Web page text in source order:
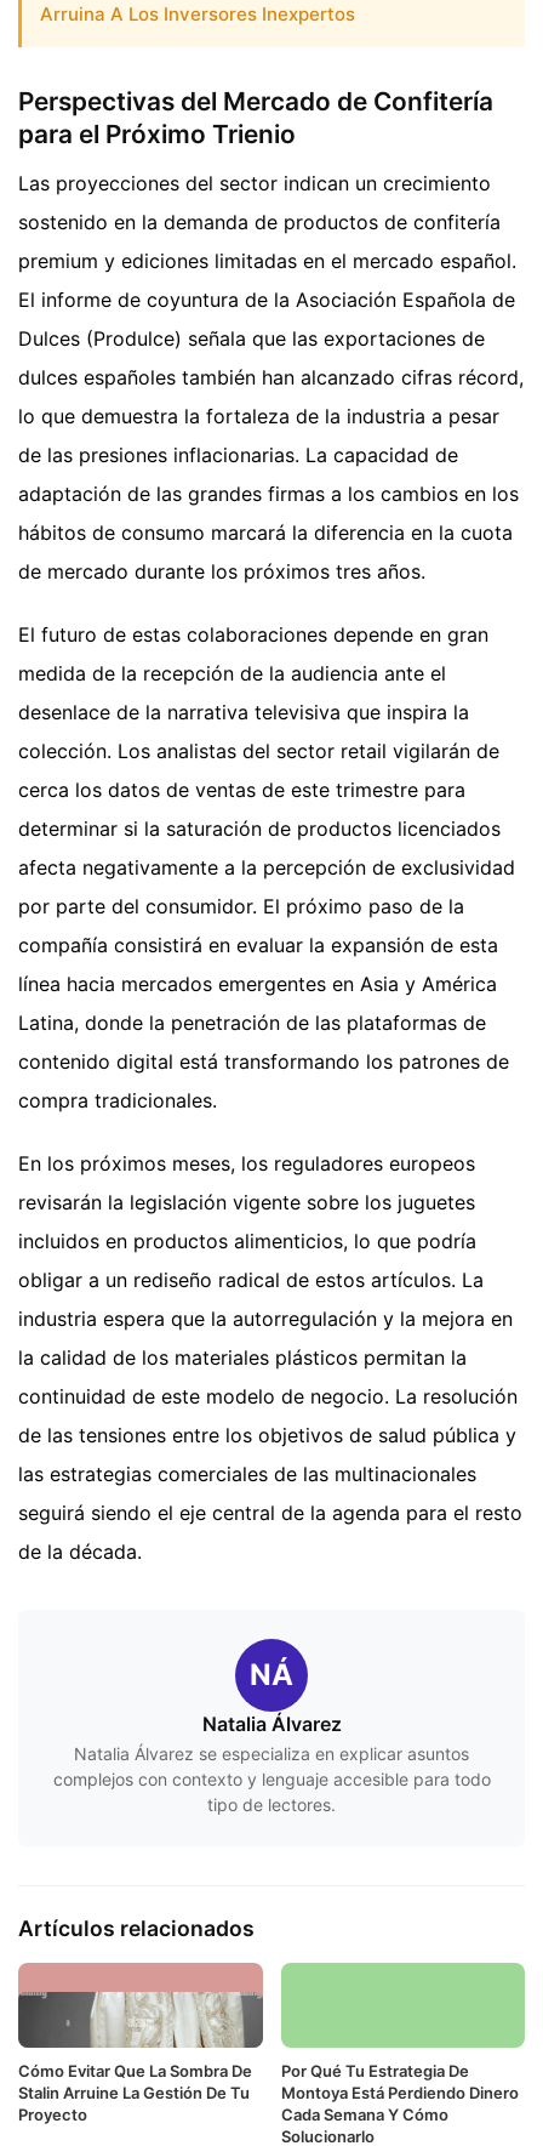
Arruina A Los Inversores Inexpertos
Perspectivas del Mercado de Confitería
para el Próximo Trienio
Las proyecciones del sector indican un crecimiento
sostenido en la demanda de productos de confitería
premium y ediciones limitadas en el mercado español.
El informe de coyuntura de la Asociación Española de
Dulces (Produlce) señala que las exportaciones de
dulces españoles también han alcanzado cifras récord,
lo que demuestra la fortaleza de la industria a pesar
de las presiones inflacionarias. La capacidad de
adaptación de las grandes firmas a los cambios en los
hábitos de consumo marcará la diferencia en la cuota
de mercado durante los próximos tres años.
El futuro de estas colaboraciones depende en gran
medida de la recepción de la audiencia ante el
desenlace de la narrativa televisiva que inspira la
colección. Los analistas del sector retail vigilarán de
cerca los datos de ventas de este trimestre para
determinar si la saturación de productos licenciados
afecta negativamente a la percepción de exclusividad
por parte del consumidor. El próximo paso de la
compañía consistirá en evaluar la expansión de esta
línea hacia mercados emergentes en Asia y América
Latina, donde la penetración de las plataformas de
contenido digital está transformando los patrones de
compra tradicionales.
En los próximos meses, los reguladores europeos
revisarán la legislación vigente sobre los juguetes
incluidos en productos alimenticios, lo que podría
obligar a un rediseño radical de estos artículos. La
industria espera que la autorregulación y la mejora en
la calidad de los materiales plásticos permitan la
continuidad de este modelo de negocio. La resolución
de las tensiones entre los objetivos de salud pública y
las estrategias comerciales de las multinacionales
seguirá siendo el eje central de la agenda para el resto
de la década.
NÁ
Natalia Álvarez
Natalia Álvarez se especializa en explicar asuntos
complejos con contexto y lenguaje accesible para todo
tipo de lectores.
Artículos relacionados
Cómo Evitar Que La Sombra De
Stalin Arruine La Gestión De Tu
Proyecto
Por Qué Tu Estrategia De
Montoya Está Perdiendo Dinero
Cada Semana Y Cómo
Solucionarlo